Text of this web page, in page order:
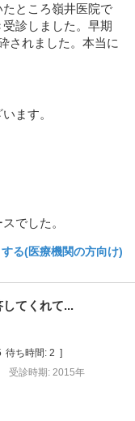
ところ嶺井医院で
診しました。早期
されました。本当に
ます。
でした。
る(医療機関の方向け)
てくれて...
待ち時間: 2 ]
受診時期: 2015年